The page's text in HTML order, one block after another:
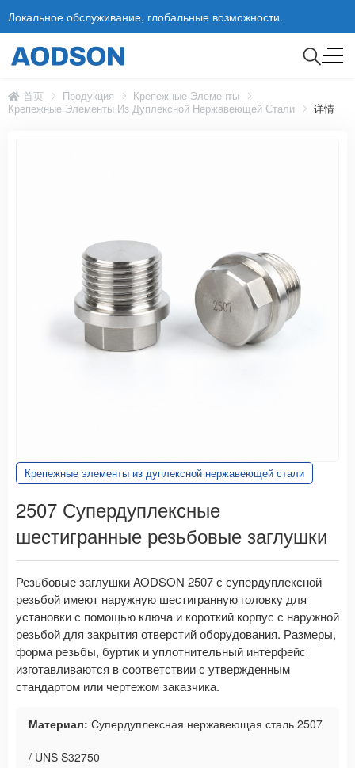
Локальное обслуживание, глобальные возможности.
首页 Продукция
Крепежные Элементы
Крепежные Элементы Из Дуплексной Нержавеющей Стали
详情
Крепежные элементы из дуплексной нержавеющей стали
2507 Супердуплексные
шестигранные резьбовые заглушки
Резьбовые заглушки AODSON 2507 с супердуплексной
резьбой имеют наружную шестигранную головку для
установки с помощью ключа и короткий корпус с наружной
резьбой для закрытия отверстий оборудования. Размеры,
форма резьбы, буртик и уплотнительный интерфейс
изготавливаются в соответствии с утвержденным
стандартом или чертежом заказчика.
Материал: Супердуплексная нержавеющая сталь 2507
/ UNS S32750